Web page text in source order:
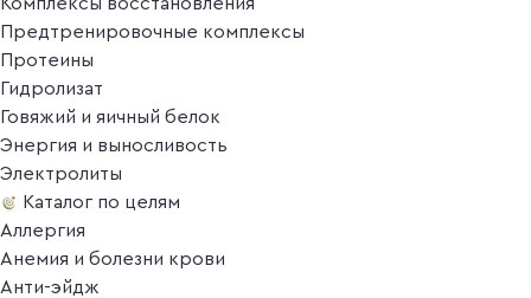
Предтренировочные комплексы
Протеины
Гидролизат
Говяжий и яичный белок
Энергия и выносливость
Электролиты
Каталог по целям
Аллергия
Анемия и болезни крови
Анти-эйдж